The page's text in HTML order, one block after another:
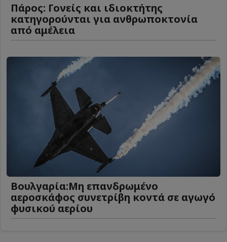
Πάρος: Γονείς και ιδιοκτήτης
κατηγορούνται για ανθρωποκτονία
από αμέλεια
Βουλγαρία:Μη επανδρωμένο
αεροσκάφος συνετρίβη κοντά σε αγωγό
φυσικού αερίου